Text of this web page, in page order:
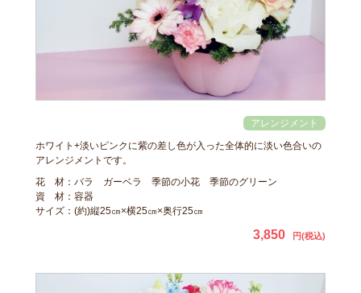
ホワイト+淡いピンクに紫の差し色が入った全体的に淡い色合いの
アレンジメントです。
花 材：バラ ガーベラ 季節の小花 季節のグリーン
資 材：容器
サイズ：(約)縦25㎝×横25㎝×奥行25㎝
3,850 円(税込)